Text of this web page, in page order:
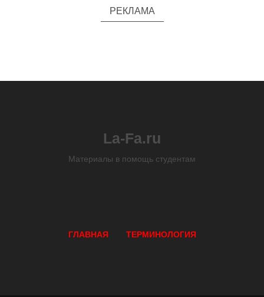
РЕКЛАМА
La-Fa.ru
Материалы в помощь студентам
ГЛАВНАЯ ТЕРМИНОЛОГИЯ